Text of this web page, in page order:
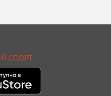
СПОРТ